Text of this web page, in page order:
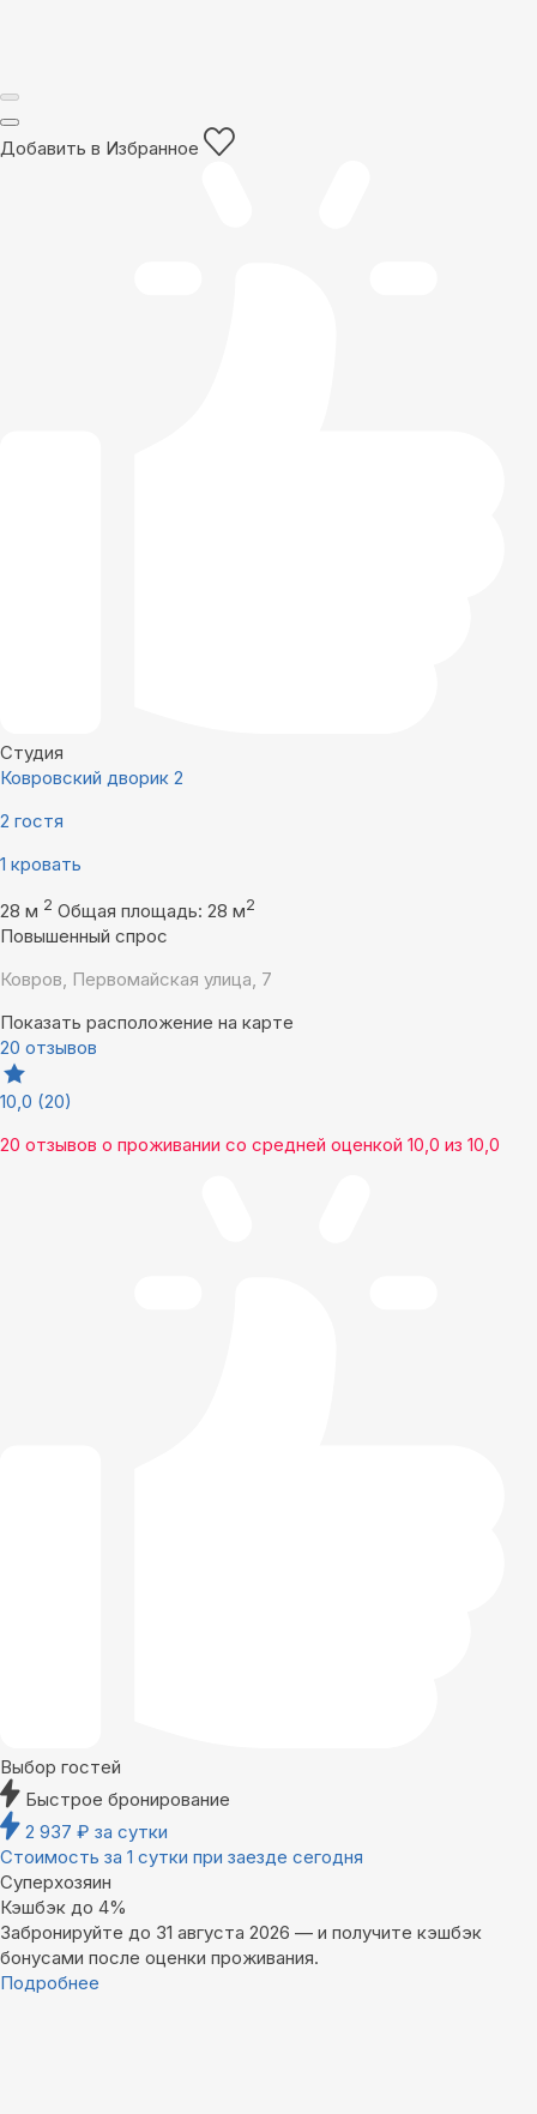
Добавить в Избранное
Студия
Ковровский дворик 2
2 гостя
1 кровать
28 м 2 Общая площадь: 28 м2
Повышенный спрос
Ковров, Первомайская улица, 7
Показать расположение на карте
20 отзывов
10,0 (20)
20 отзывов о проживании со средней оценкой 10,0 из 10,0
Выбор гостей
Быстрое бронирование
2 937 ₽ за сутки
Стоимость за 1 сутки при заезде сегодня
Суперхозяин
Кэшбэк до 4%
Забронируйте до 31 августа 2026 — и получите кэшбэк
бонусами после оценки проживания.
Подробнее